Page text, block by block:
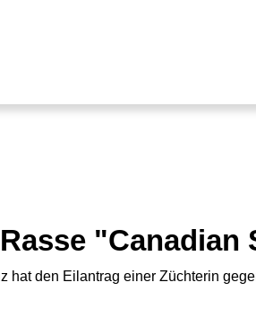
hat den Eilantrag einer Züchterin